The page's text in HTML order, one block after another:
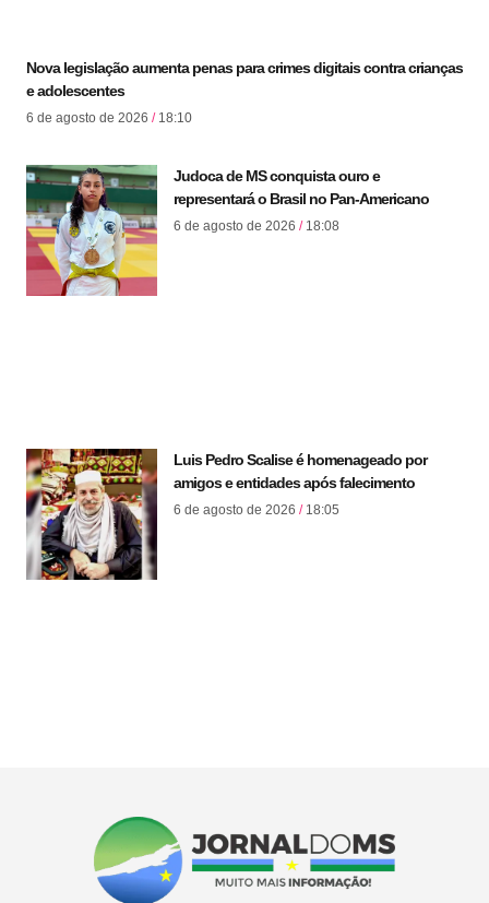
Nova legislação aumenta penas para crimes digitais contra crianças
e adolescentes
6 de agosto de 2026 18:10
Judoca de MS conquista ouro e
representará o Brasil no Pan-Americano
6 de agosto de 2026 18:08
Luis Pedro Scalise é homenageado por
amigos e entidades após falecimento
6 de agosto de 2026 18:05